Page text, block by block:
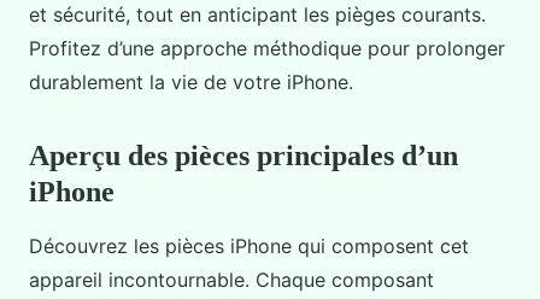
et sécurité, tout en anticipant les pièges courants.
Profitez d’une approche méthodique pour prolonger
durablement la vie de votre iPhone.
Aperçu des pièces principales d’un
iPhone
Découvrez les pièces iPhone qui composent cet
appareil incontournable. Chaque composant